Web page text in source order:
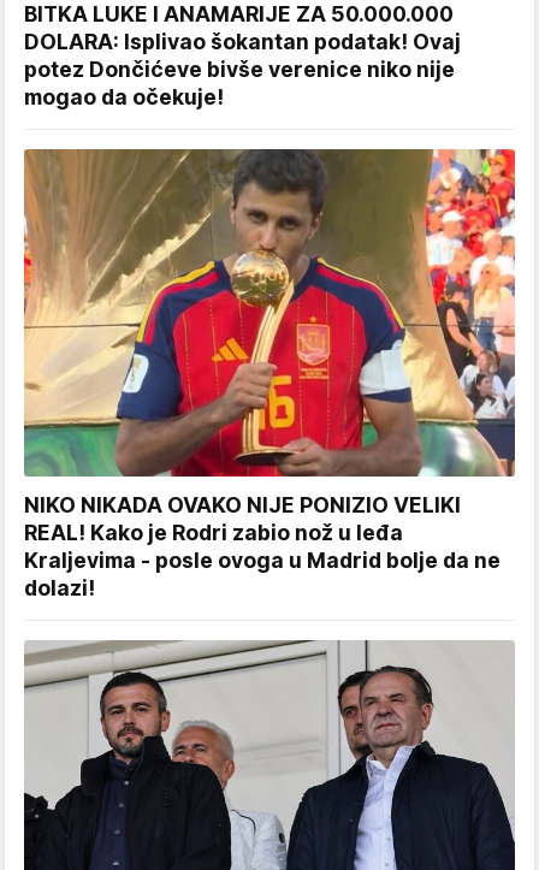
BITKA LUKE I ANAMARIJE ZA 50.000.000
DOLARA: Isplivao šokantan podatak! Ovaj
potez Dončićeve bivše verenice niko nije
mogao da očekuje!
NIKO NIKADA OVAKO NIJE PONIZIO VELIKI
REAL! Kako je Rodri zabio nož u leđa
Kraljevima - posle ovoga u Madrid bolje da ne
dolazi!